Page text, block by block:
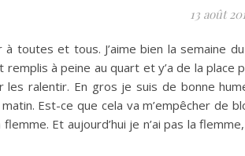
13 août
à toutes et tous. J’aime bien la semaine
remplis à peine au quart et y’a de la place
les ralentir. En gros je suis de bonne
Est-ce que cela va m’empêcher de
flemme. Et aujourd’hui je n’ai pas la flemme,